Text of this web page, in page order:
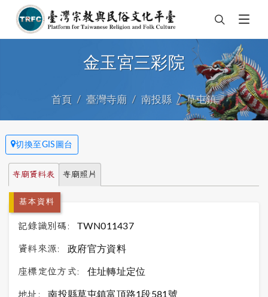
金玉宮三彩院
首頁 臺灣寺廟 南投縣 草屯鎮
切換至GIS圖台
寺廟資料表 寺廟照片
基本資料
記錄識別碼: TWN011437
資料來源: 政府官方資料
座標定位方式: 住址轉址定位
地址: 南投縣草屯鎮富頂路1段581號